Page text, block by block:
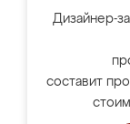
Дизайнер-
составит